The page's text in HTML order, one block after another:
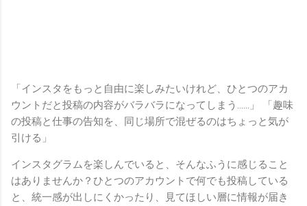
「インスタをもっと自由に楽しみたいけれど、ひとつのアカ
ウントだと投稿の内容がバラバラになってしまう……」 「趣味
の投稿と仕事の告知を、同じ場所で混ぜるのはちょっと気が
引ける」
インスタグラムを楽しんでいると、そんなふうに感じること
はありませんか？ひとつのアカウントで何でも投稿している
と、統一感が出しにくかったり、見てほしい層に情報が届き